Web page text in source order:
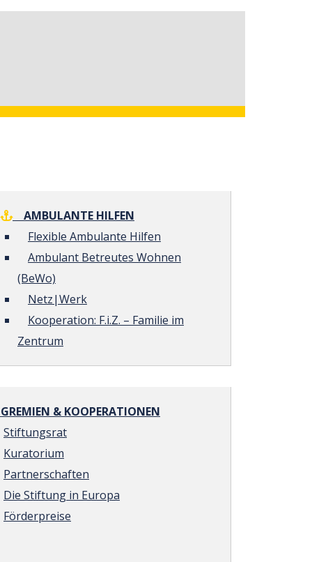
AMBULANTE HILFEN
Flexible Ambulante Hilfen
Ambulant Betreutes Wohnen
(BeWo)
Netz|Werk
Kooperation: F.i.Z. – Familie im
Zentrum
& KOOPERATIONEN
Stiftungsrat
Kuratorium
Partnerschaften
Die Stiftung in Europa
Förderpreise